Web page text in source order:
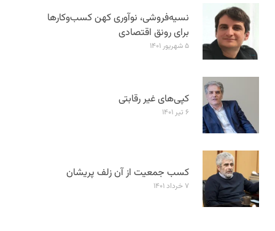
نسیه‌فروشی، نوآوری کهن کسب‌وکارها
برای رونق اقتصادی
۵ شهریور ۱۴۰۱
کپی‌های غیر رقابتی
۶ تیر ۱۴۰۱
کسب جمعیت از آن زلف پریشان
۷ خرداد ۱۴۰۱